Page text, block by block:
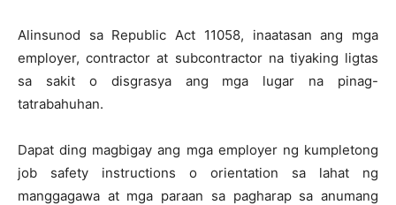
Alinsunod sa Republic Act 11058, inaatasan ang mga
employer, contractor at subcontractor na tiyaking ligtas
sa sakit o disgrasya ang mga lugar na pinag-
tatrabahuhan.
Dapat ding magbigay ang mga employer ng kumpletong
job safety instructions o orientation sa lahat ng
manggagawa at mga paraan sa pagharap sa anumang